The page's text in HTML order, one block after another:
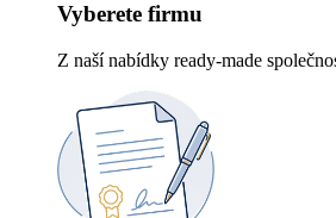
Vyberete firmu
Z naší nabídky ready-made